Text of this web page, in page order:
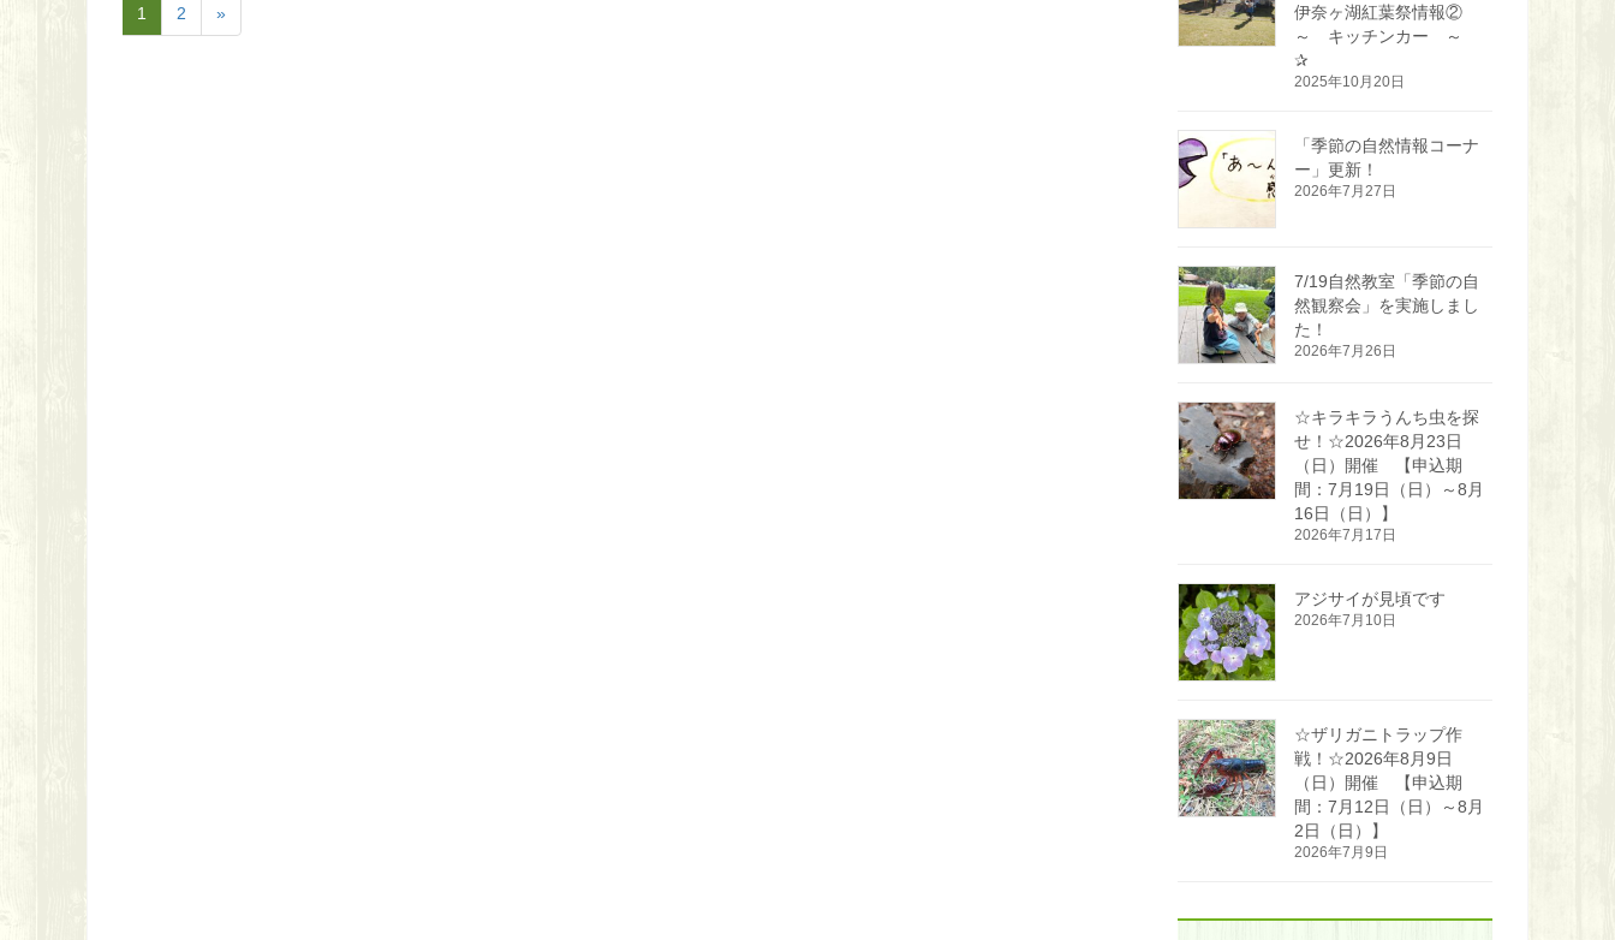
1 2 »
伊奈ヶ湖紅葉祭情報②
～ キッチンカー ～
✰
2025年10月20日
「季節の自然情報コーナ
ー」更新！
2026年7月27日
7/19自然教室「季節の自
然観察会」を実施しまし
た！
2026年7月26日
☆キラキラうんち虫を探
せ！☆2026年8月23日
（日）開催 【申込期
間：7月19日（日）～8月
16日（日）】
2026年7月17日
アジサイが見頃です
2026年7月10日
☆ザリガニトラップ作
戦！☆2026年8月9日
（日）開催 【申込期
間：7月12日（日）～8月
2日（日）】
2026年7月9日